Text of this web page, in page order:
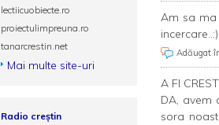
Am sa ma
incercare..:)
Adăugat
A FI
DA, avem
sora
lectiicuobiecte.ro
proiectulimpreuna.ro
tanarcrestin.net
Mai multe site-uri
Radio creștin